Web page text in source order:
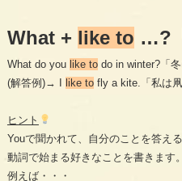
What + like to …?
What do you like todo in winter?「冬
(解答例)→ I like tofly a kite.「私は凧
ヒント
Youで聞かれて、自分のことを答え
動詞で始まる好きなことを書きます。
例えば・・・